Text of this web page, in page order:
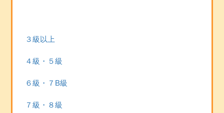
３級以上
４級・５級
６級・７B級
７級・８級